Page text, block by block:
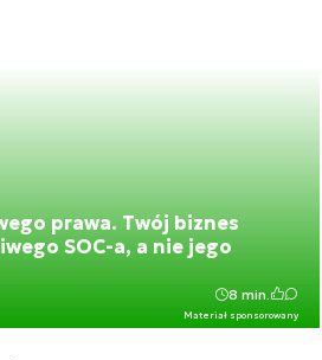
prawa. Twój biznes
SOC-a, a nie jego
Materiał sponsorowany
8 min.